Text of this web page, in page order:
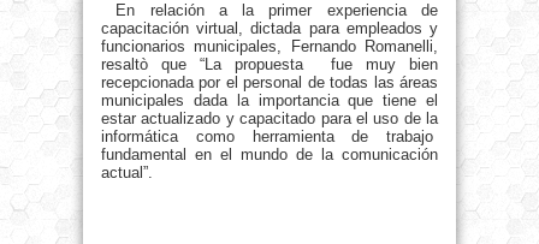
En relación a la primer experiencia de
capacitación virtual, dictada para empleados y
funcionarios municipales, Fernando Romanelli,
resaltò que “La propuesta fue muy bien
recepcionada por el personal de todas las áreas
municipales dada la importancia que tiene el
estar actualizado y capacitado para el uso de la
informática como herramienta de trabajo
fundamental en el mundo de la comunicación
actual”.